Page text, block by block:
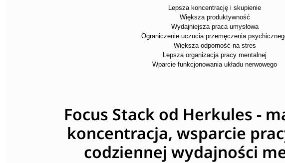
Lepsza koncentrację i skupienie
Większa produktywność
Wydajniejsza praca umysłowa
Ograniczenie uczucia przemęczenia
Większa odporność na stres
Lepsza organizacja pracy mentalnej
Wparcie funkcjonowania układu nerwowego
Focus Stack od Herkules -
koncentracja, wsparcie
codziennej wydajności